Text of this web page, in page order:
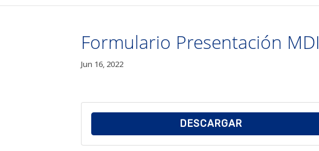
Formulario Presentación MDI
Jun 16, 2022
DESCARGAR